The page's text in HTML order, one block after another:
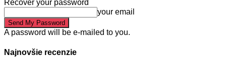
Recover your password
your email
A password will be e-mailed to you.
Najnovšie recenzie